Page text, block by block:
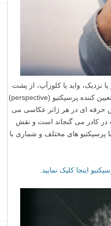
یا نزدیک، واید یا کلوزآپ، از پشت
چیز ها سوژه را به تصویر بکشید یا تنها انعکاس آن را از سطحی بازتابنده، تعیین کننده پرسپکتیو (perspective)
حرفه ای در هر ژانر عکاسی می
در کادر می گنجاند است و نقش
پرسپکتیو های مختلف و شماری با
اینجا کلیک نمایید